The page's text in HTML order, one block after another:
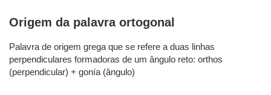
Origem da palavra ortogonal
Palavra de origem grega que se refere a duas linhas
perpendiculares formadoras de um ângulo reto: orthos
(perpendicular) + gonía (ângulo)